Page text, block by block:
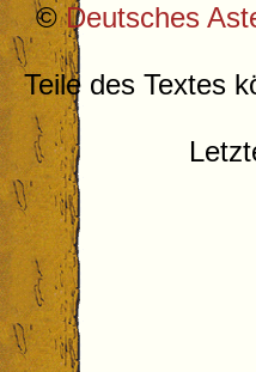
©Deutsches
Teile des Textes